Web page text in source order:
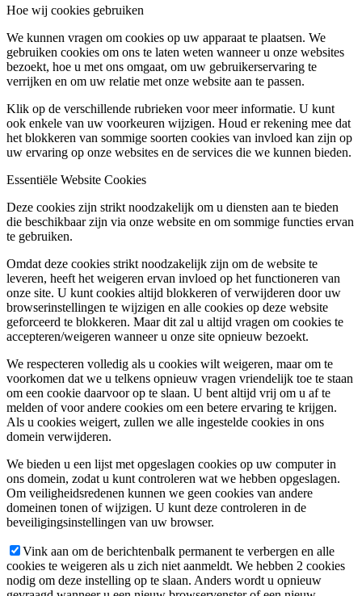
Hoe wij cookies gebruiken
We kunnen vragen om cookies op uw apparaat te plaatsen. We
gebruiken cookies om ons te laten weten wanneer u onze websites
bezoekt, hoe u met ons omgaat, om uw gebruikerservaring te
verrijken en om uw relatie met onze website aan te passen.
Klik op de verschillende rubrieken voor meer informatie. U kunt
ook enkele van uw voorkeuren wijzigen. Houd er rekening mee dat
het blokkeren van sommige soorten cookies van invloed kan zijn op
uw ervaring op onze websites en de services die we kunnen bieden.
Essentiële Website Cookies
Deze cookies zijn strikt noodzakelijk om u diensten aan te bieden
die beschikbaar zijn via onze website en om sommige functies ervan
te gebruiken.
Omdat deze cookies strikt noodzakelijk zijn om de website te
leveren, heeft het weigeren ervan invloed op het functioneren van
onze site. U kunt cookies altijd blokkeren of verwijderen door uw
browserinstellingen te wijzigen en alle cookies op deze website
geforceerd te blokkeren. Maar dit zal u altijd vragen om cookies te
accepteren/weigeren wanneer u onze site opnieuw bezoekt.
We respecteren volledig als u cookies wilt weigeren, maar om te
voorkomen dat we u telkens opnieuw vragen vriendelijk toe te staan
om een cookie daarvoor op te slaan. U bent altijd vrij om u af te
melden of voor andere cookies om een betere ervaring te krijgen.
Als u cookies weigert, zullen we alle ingestelde cookies in ons
domein verwijderen.
We bieden u een lijst met opgeslagen cookies op uw computer in
ons domein, zodat u kunt controleren wat we hebben opgeslagen.
Om veiligheidsredenen kunnen we geen cookies van andere
domeinen tonen of wijzigen. U kunt deze controleren in de
beveiligingsinstellingen van uw browser.
Vink aan om de berichtenbalk permanent te verbergen en alle
cookies te weigeren als u zich niet aanmeldt. We hebben 2 cookies
nodig om deze instelling op te slaan. Anders wordt u opnieuw